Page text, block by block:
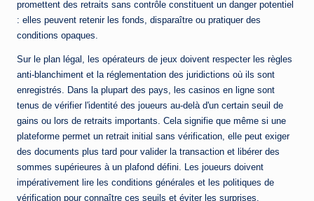
promettent des retraits sans contrôle constituent un danger potentiel
: elles peuvent retenir les fonds, disparaître ou pratiquer des
conditions opaques.
Sur le plan légal, les opérateurs de jeux doivent respecter les règles
anti-blanchiment et la réglementation des juridictions où ils sont
enregistrés. Dans la plupart des pays, les casinos en ligne sont
tenus de vérifier l'identité des joueurs au-delà d'un certain seuil de
gains ou lors de retraits importants. Cela signifie que même si une
plateforme permet un retrait initial sans vérification, elle peut exiger
des documents plus tard pour valider la transaction et libérer des
sommes supérieures à un plafond défini. Les joueurs doivent
impérativement lire les conditions générales et les politiques de
vérification pour connaître ces seuils et éviter les surprises.